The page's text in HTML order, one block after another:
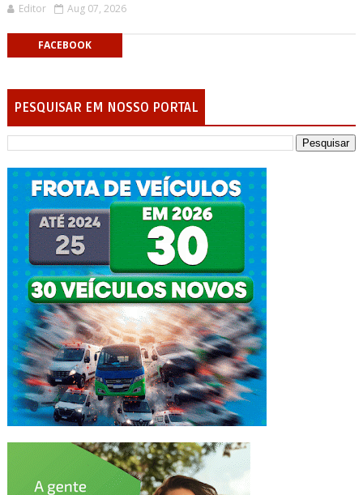
Editor Aug 07, 2026
FACEBOOK
PESQUISAR EM NOSSO PORTAL